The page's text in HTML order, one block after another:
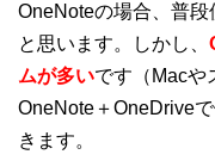
OneNoteの場合、普
と思います。しかし、
ムが多いです（Macや
OneNote＋OneDrive
きます。